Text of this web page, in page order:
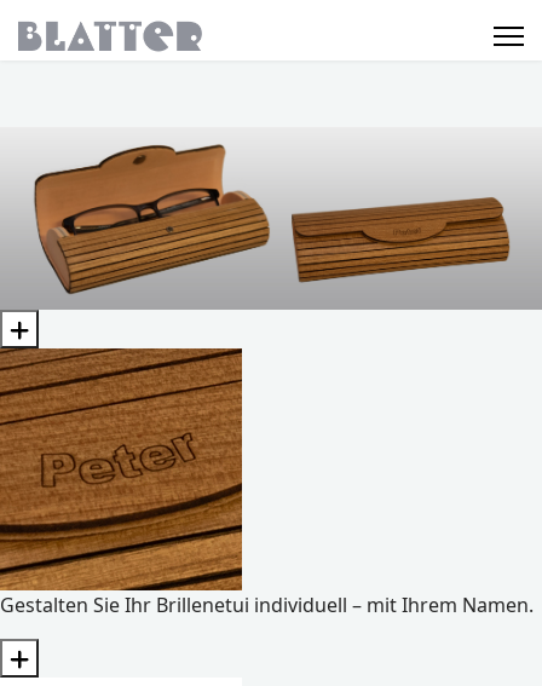
Gestalten Sie Ihr Brillenetui individuell – mit Ihrem Namen.